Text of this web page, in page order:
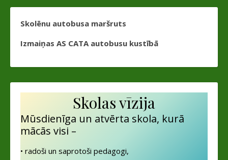
Skolēnu autobusa maršruts
Izmaiņas AS CATA autobusu kustībā
Skolas vīzija
Mūsdienīga un atvērta skola, kurā
mācās visi –
• radoši un saprotoši pedagogi,